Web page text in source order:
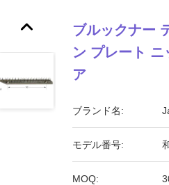
ブルックナー
ン プレート
ア
ブランド名:
モデル番号:
MOQ: